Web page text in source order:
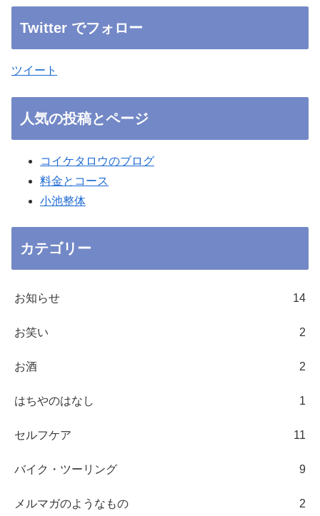
Twitter でフォロー
ツイート
人気の投稿とページ
コイケタロウのブログ
料金とコース
小池整体
カテゴリー
お知らせ 14
お笑い 2
お酒 2
はちやのはなし 1
セルフケア 11
バイク・ツーリング 9
メルマガのようなもの 2